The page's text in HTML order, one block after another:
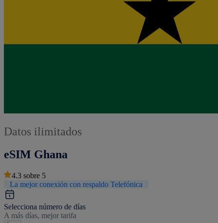
Datos ilimitados
eSIM Ghana
4.3 sobre 5
La mejor conexión con respaldo Telefónica
Selecciona número de días
A más días, mejor tarifa